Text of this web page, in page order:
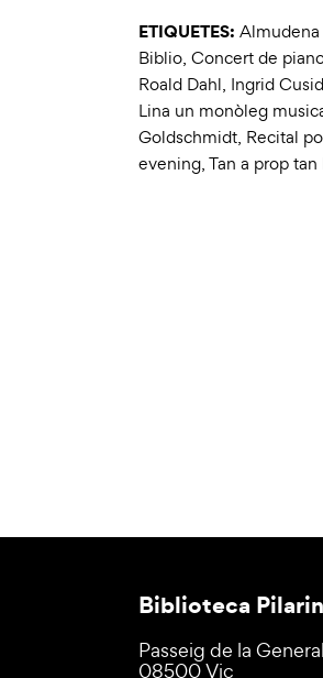
ETIQUETES: Almudena
Biblio, Concert de
Roald Dahl, Ingrid
Lina un monòleg
Goldschmidt, Recital
evening,Tan a prop
Biblioteca
Passeig de la
08500 Vic